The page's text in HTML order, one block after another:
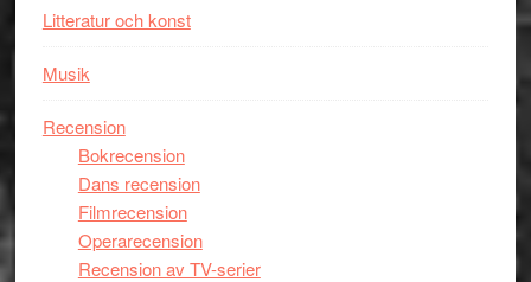
Litteratur och konst
Musik
Recension
Bokrecension
Dans recension
Filmrecension
Operarecension
Recension av TV-serier